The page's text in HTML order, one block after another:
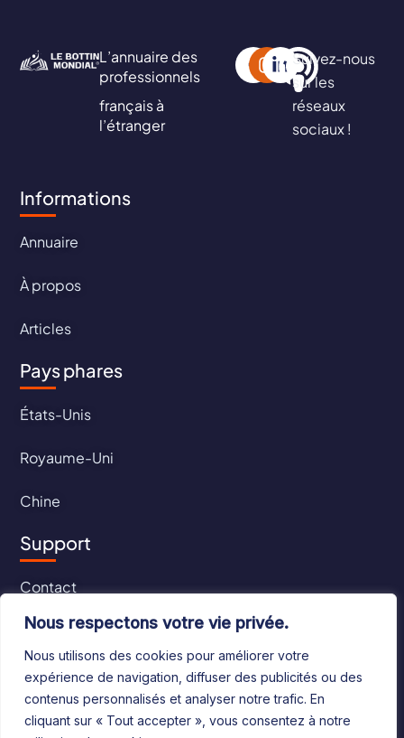
Nous respectons votre vie privée.
Nous utilisons des cookies pour améliorer votre
expérience de navigation, diffuser des publicités ou des
contenus personnalisés et analyser notre trafic. En
cliquant sur « Tout accepter », vous consentez à notre
L’annuaire des
professionnels
français à
l’étranger
Suivez-nous
sur les
réseaux
sociaux !
Informations
Annuaire
À propos
Articles
Pays phares
États-Unis
Royaume-Uni
Chine
Support
Contact
CGU
CGV